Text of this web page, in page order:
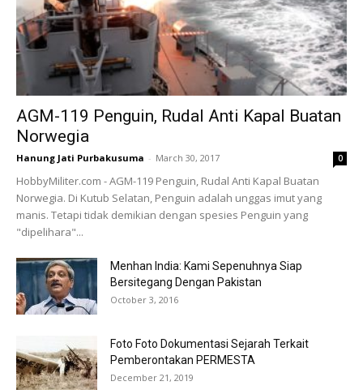
AGM-119 Penguin, Rudal Anti Kapal Buatan
Norwegia
Hanung Jati Purbakusuma - March 30, 2017 0
HobbyMiliter.com - AGM-119 Penguin, Rudal Anti Kapal Buatan
Norwegia. Di Kutub Selatan, Penguin adalah unggas imut yang
manis. Tetapi tidak demikian dengan spesies Penguin yang
"dipelihara"...
Menhan India: Kami Sepenuhnya Siap
Bersitegang Dengan Pakistan
October 3, 2016
Foto Foto Dokumentasi Sejarah Terkait
Pemberontakan PERMESTA
December 21, 2019